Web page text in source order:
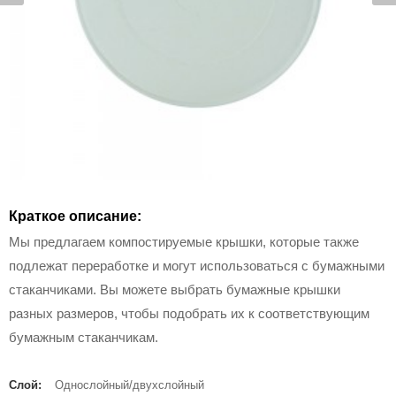
Краткое описание:
Мы предлагаем компостируемые крышки, которые также
подлежат переработке и могут использоваться с бумажными
стаканчиками. Вы можете выбрать бумажные крышки
разных размеров, чтобы подобрать их к соответствующим
бумажным стаканчикам.
Слой: Однослойный/двухслойный